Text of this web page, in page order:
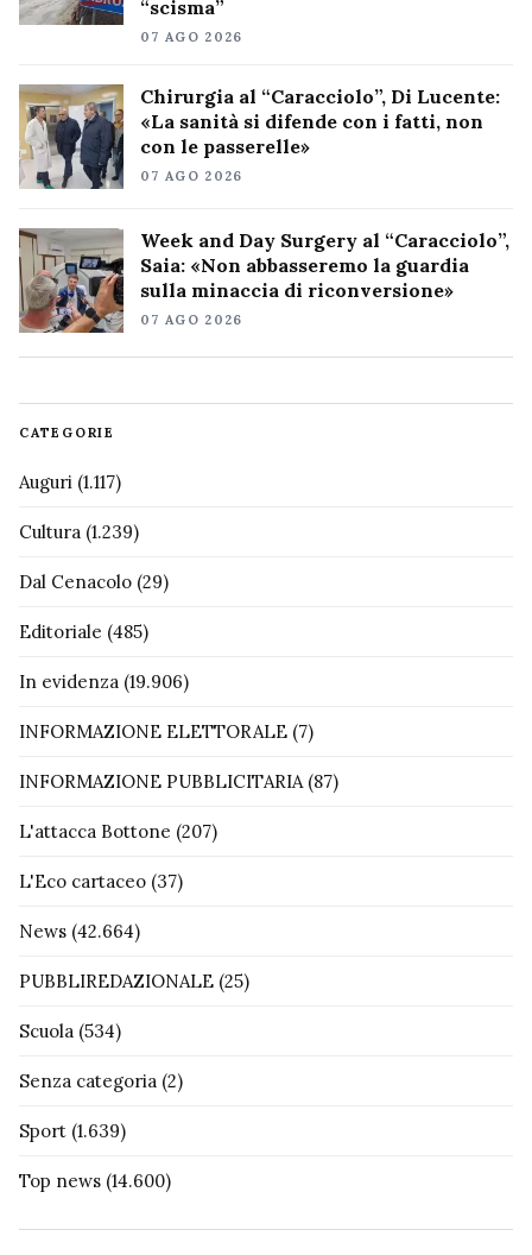
“scisma”
07 AGO 2026
Chirurgia al “Caracciolo”, Di Lucente:
«La sanità si difende con i fatti, non
con le passerelle»
07 AGO 2026
Week and Day Surgery al “Caracciolo”,
Saia: «Non abbasseremo la guardia
sulla minaccia di riconversione»
07 AGO 2026
CATEGORIE
Auguri (1.117)
Cultura (1.239)
Dal Cenacolo (29)
Editoriale (485)
In evidenza (19.906)
INFORMAZIONE ELETTORALE (7)
INFORMAZIONE PUBBLICITARIA(87)
L'attacca Bottone (207)
L'Eco cartaceo (37)
News (42.664)
PUBBLIREDAZIONALE (25)
Scuola (534)
Senza categoria (2)
Sport (1.639)
Top news (14.600)